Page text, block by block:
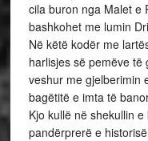
cila buron nga Malet e
bashkohet me lumin
Në këtë kodër me
harlisjes së pemëve
veshur me gjelberimin
bagëtitë e imta të
Kjo kullë në shekullin
pandërprerë e